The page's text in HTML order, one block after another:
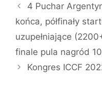
4 Puchar
końca, półfinały
uzupełniające
finale pula nagród
Kongres ICCF